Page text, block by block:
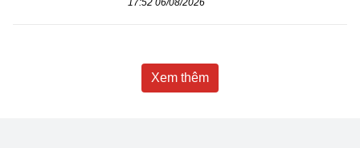
17:52 06/08/2026
Xem thêm